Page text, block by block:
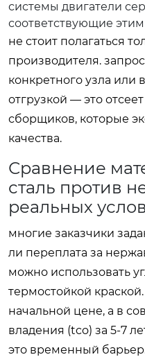
системы двигатели
соответствующие
не стоит полагаться
производителя.
конкретного узла или
отгрузкой — это
сборщиков, которые
качества.
Сравнение
сталь против
реальных
многие заказчики
ли переплата за
можно использовать
термостойкой
начальной цене, а в
владения (tco) за 5-7
это временный